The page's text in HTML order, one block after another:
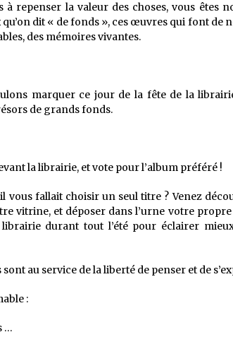
repenser la valeur des choses, vous êtes
dit « de fonds », ces œuvres qui font de
des mémoires vivantes.
marquer ce jour de la fête de la
de grands fonds.
la librairie, et vote pour l’album préféré !
vous fallait choisir un seul titre ? Venez
vitrine, et déposer dans l’urne votre propre
durant tout l’été pour éclairer
au service de la liberté de penser et de
:
…